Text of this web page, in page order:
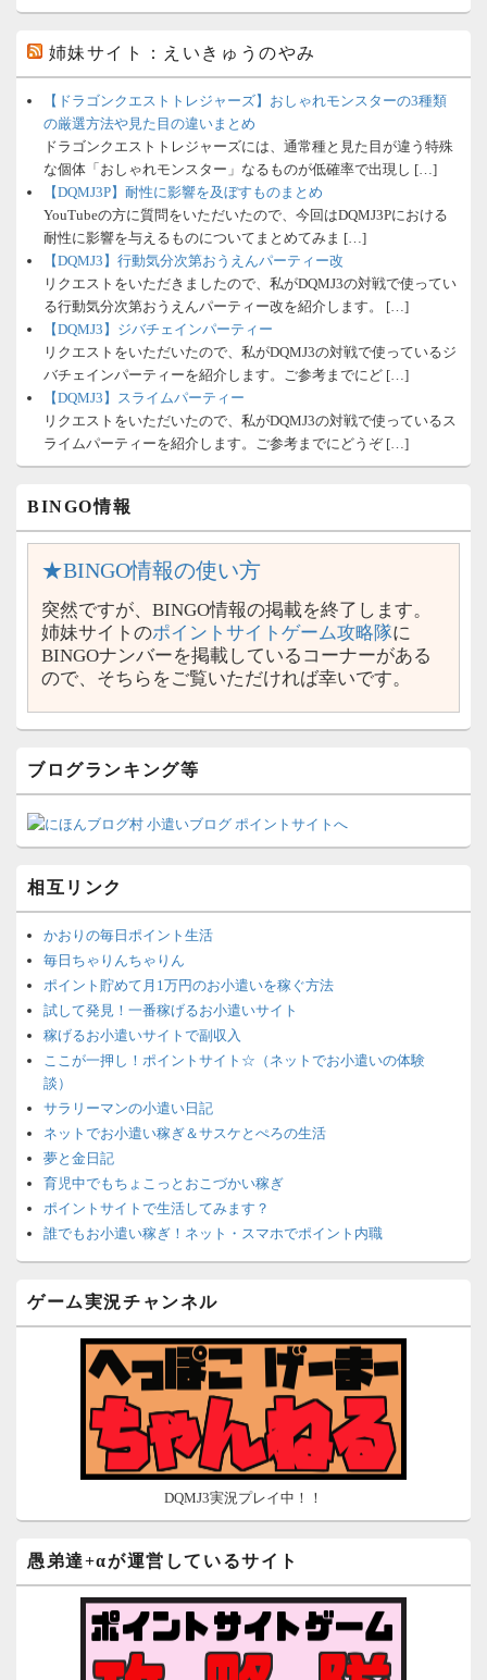
姉妹サイト：えいきゅうのやみ
【ドラゴンクエストトレジャーズ】おしゃれモンスターの3種類
の厳選方法や見た目の違いまとめ
ドラゴンクエストトレジャーズには、通常種と見た目が違う特殊
な個体「おしゃれモンスター」なるものが低確率で出現し […]
【DQMJ3P】耐性に影響を及ぼすものまとめ
YouTubeの方に質問をいただいたので、今回はDQMJ3Pにおける
耐性に影響を与えるものについてまとめてみま […]
【DQMJ3】行動気分次第おうえんパーティー改
リクエストをいただきましたので、私がDQMJ3の対戦で使ってい
る行動気分次第おうえんパーティー改を紹介します。 […]
【DQMJ3】ジバチェインパーティー
リクエストをいただいたので、私がDQMJ3の対戦で使っているジ
バチェインパーティーを紹介します。ご参考までにど […]
【DQMJ3】スライムパーティー
リクエストをいただいたので、私がDQMJ3の対戦で使っているス
ライムパーティーを紹介します。ご参考までにどうぞ […]
BINGO情報
★BINGO情報の使い方
突然ですが、BINGO情報の掲載を終了します。
姉妹サイトのポイントサイトゲーム攻略隊に
BINGOナンバーを掲載しているコーナーがある
ので、そちらをご覧いただければ幸いです。
ブログランキング等
相互リンク
かおりの毎日ポイント生活
毎日ちゃりんちゃりん
ポイント貯めて月1万円のお小遣いを稼ぐ方法
試して発見！一番稼げるお小遣いサイト
稼げるお小遣いサイトで副収入
ここが一押し！ポイントサイト☆（ネットでお小遣いの体験
談）
サラリーマンの小遣い日記
ネットでお小遣い稼ぎ＆サスケとぺろの生活
夢と金日記
育児中でもちょこっとおこづかい稼ぎ
ポイントサイトで生活してみます？
誰でもお小遣い稼ぎ！ネット・スマホでポイント内職
ネットで簡単にお小遣い稼ぎ☆安心・安全・リスクなし☆
ポイントがお金に！？-空いた時間でちょい稼ぎ-
在宅deお小遣い！～小銭だって集めれば諭吉になる～
ネット収入攻略ナビ
ポイントサイトは安全？危険？お小遣い稼ぎサイトの使い方ガ
ゲーム実況チャンネル
DQMJ3実況プレイ中！！
愚弟達+αが運営しているサイト